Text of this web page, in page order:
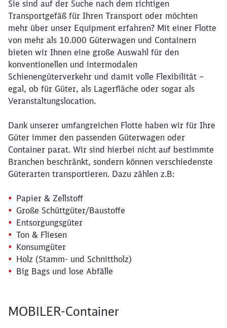
Rückruf
Sie sind auf der Suche nach dem richtigen
Transportgefäß für Ihren Transport oder möchten
mehr über unser Equipment erfahren? Mit einer Flotte
von mehr als 10.000 Güterwagen und Containern
bieten wir Ihnen eine große Auswahl für den
konventionellen und intermodalen
Schienengüterverkehr und damit volle Flexibilität –
egal, ob für Güter, als Lagerfläche oder sogar als
Veranstaltungslocation.
Dank unserer umfangreichen Flotte haben wir für Ihre
Güter immer den passenden Güterwagen oder
Container parat. Wir sind hierbei nicht auf bestimmte
Branchen beschränkt, sondern können verschiedenste
Güterarten transportieren. Dazu zählen z.B:
Papier & Zellstoff
Große Schüttgüter/Baustoffe
Entsorgungsgüter
Ton & Fliesen
Konsumgüter
Holz (Stamm- und Schnittholz)
Big Bags und lose Abfälle
MOBILER-Container